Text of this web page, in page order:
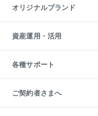
アパート経営
収益物件
ビル購入（ビル一棟）
投資用不動産の売却査定
事業用不動産の売却査定
マンションライブラリー
人気マンションランキング
暮らしに役立つ不動産メディア
不動産相場・不動産価格情報
不動産コラム・ニュース
不動産用語集
不動産なんでもネット相談室
住まいの税金
オリジナルブランド
一棟リノベーションマンション
L`GENTE（ルジェンテ）
区分リノベーションマンション
投資用一棟レジデンスWELL
不動産小口投資
LEGACIA（レガシア）
資産運用・活用
不動産M&A
アセットマネジメント・出資
各種サポート
相続サポート
リフォームサポート
ご契約者さまへ